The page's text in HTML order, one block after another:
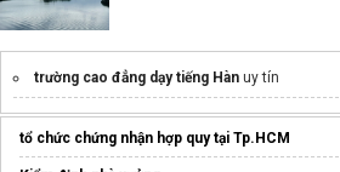
trường cao đẳng dạy tiếng Hàn uy tín
tổ chức chứng nhận hợp quy tại Tp.HCM